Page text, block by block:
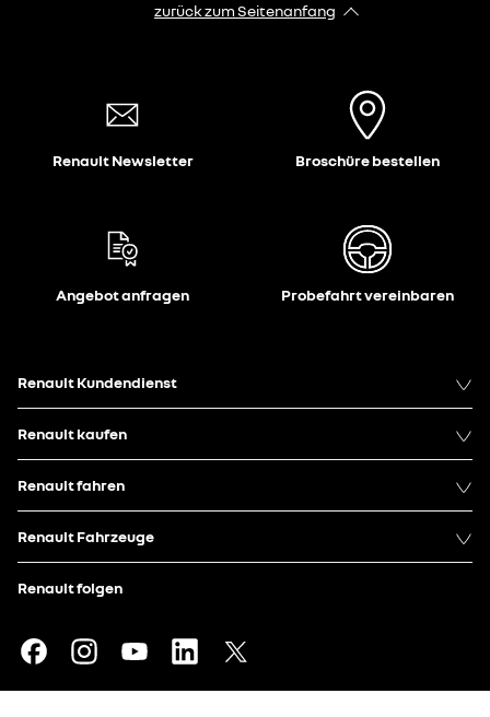
zurück zum Seitenanfang
Renault Newsletter Broschüre bestellen
Angebot anfragen Probefahrt vereinbaren
Renault Kundendienst
Renault kaufen
Renault fahren
Renault Fahrzeuge
Renault folgen